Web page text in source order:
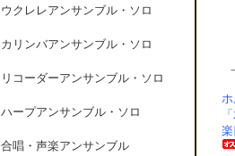
楽
ウクレレアンサンブル・ソロ
カリンバアンサンブル・ソロ
リコーダーアンサンブル・ソロ
ハープアンサンブル・ソロ
合唱・声楽アンサンブル